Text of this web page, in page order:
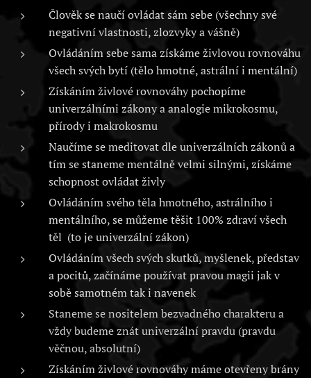
Člověk se naučí ovládat sám sebe (všechny své
negativní vlastnosti, zlozvyky a vášně)
Ovládáním sebe sama získáme živlovou rovnováhu
všech svých bytí (tělo hmotné, astrální i mentální)
Získáním živlové rovnováhy pochopíme
univerzálními zákony a analogie mikrokosmu,
přírody i makrokosmu
Naučíme se meditovat dle univerzálních zákonů a
tím se staneme mentálně velmi silnými, získáme
schopnost ovládat živly
Ovládáním svého těla hmotného, astrálního i
mentálního, se můžeme těšit 100% zdraví všech
těl (to je univerzální zákon)
Ovládáním všech svých skutků, myšlenek, představ
a pocitů, začínáme používat pravou magii jak v
sobě samotném tak i navenek
Staneme se nositelem bezvadného charakteru a
vždy budeme znát univerzální pravdu (pravdu
věčnou, absolutní)
Získáním živlové rovnováhy máme otevřeny brány